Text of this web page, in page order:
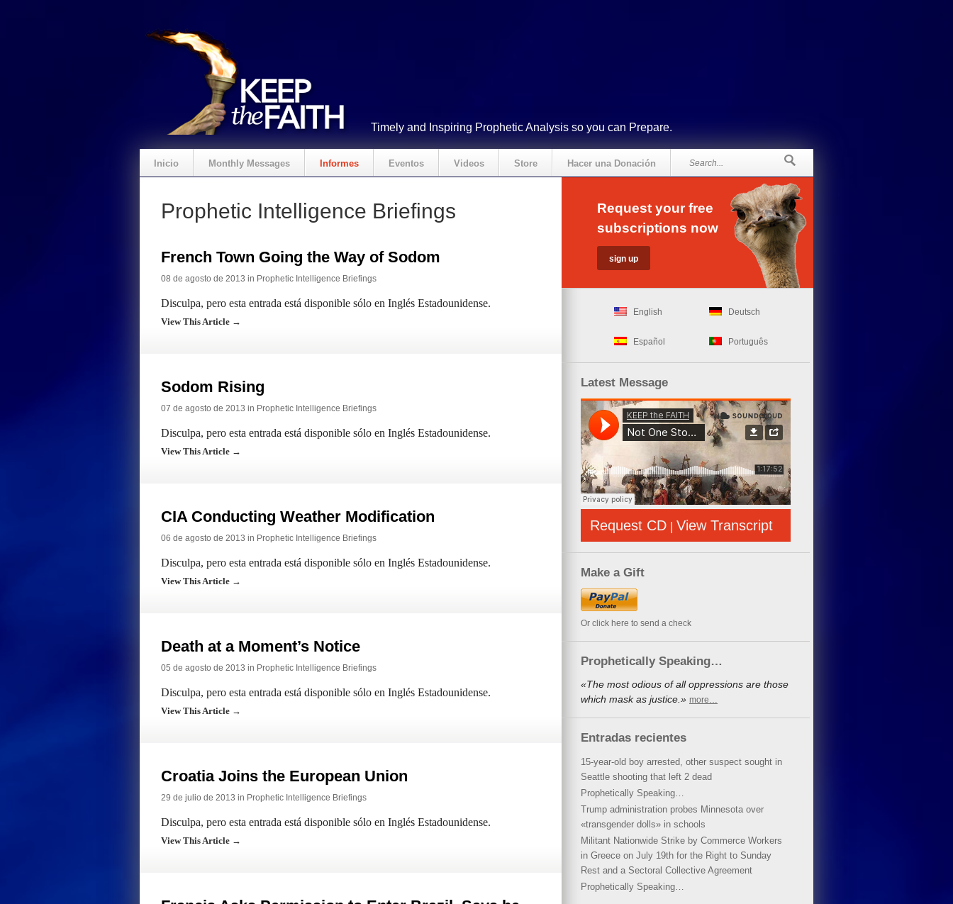
Timely and Inspiring Prophetic Analysis so you can Prepare.
Inicio Monthly Messages Informes Eventos Videos Store Hacer una Donación
Prophetic Intelligence Briefings
French Town Going the Way of Sodom
08 de agosto de 2013 in Prophetic Intelligence Briefings
Disculpa, pero esta entrada está disponible sólo en Inglés Estadounidense.
View This Article →
Sodom Rising
07 de agosto de 2013 in Prophetic Intelligence Briefings
Disculpa, pero esta entrada está disponible sólo en Inglés Estadounidense.
View This Article →
CIA Conducting Weather Modification
06 de agosto de 2013 in Prophetic Intelligence Briefings
Disculpa, pero esta entrada está disponible sólo en Inglés Estadounidense.
View This Article →
Death at a Moment’s Notice
05 de agosto de 2013 in Prophetic Intelligence Briefings
Disculpa, pero esta entrada está disponible sólo en Inglés Estadounidense.
View This Article →
Croatia Joins the European Union
29 de julio de 2013 in Prophetic Intelligence Briefings
Disculpa, pero esta entrada está disponible sólo en Inglés Estadounidense.
View This Article →
Request your free
subscriptions now
English Deutsch
Español Português
Latest Message
Request CD | View Transcript
Make a Gift
Or click here to send a check
Prophetically Speaking…
«The most odious of all oppressions are those
which mask as justice.» more…
Entradas recientes
15-year-old boy arrested, other suspect sought in
Seattle shooting that left 2 dead
Prophetically Speaking…
Trump administration probes Minnesota over
«transgender dolls» in schools
Militant Nationwide Strike by Commerce Workers
in Greece on July 19th for the Right to Sunday
Rest and a Sectoral Collective Agreement
Prophetically Speaking…